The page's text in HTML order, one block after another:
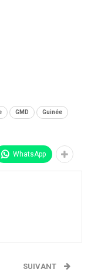
GMD Guinée
WhatsApp
SUIVANT